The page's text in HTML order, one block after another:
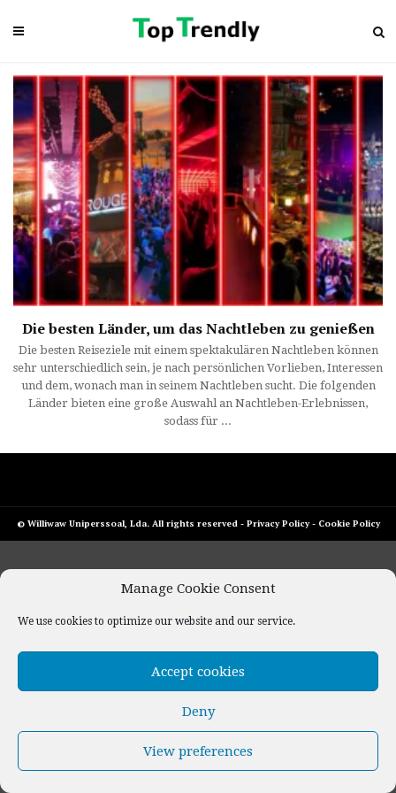
Manage Cookie Consent
We use cookies to optimize our website and our service.
Accept cookies
Deny
View preferences
Die besten Länder, um das Nachtleben zu genießen
Die besten Reiseziele mit einem spektakulären Nachtleben können
sehr unterschiedlich sein, je nach persönlichen Vorlieben, Interessen
und dem, wonach man in seinem Nachtleben sucht. Die folgenden
Länder bieten eine große Auswahl an Nachtleben-Erlebnissen,
sodass für ...
© Williwaw Uniperssoal, Lda. All rights reserved - Privacy Policy- Cookie Policy